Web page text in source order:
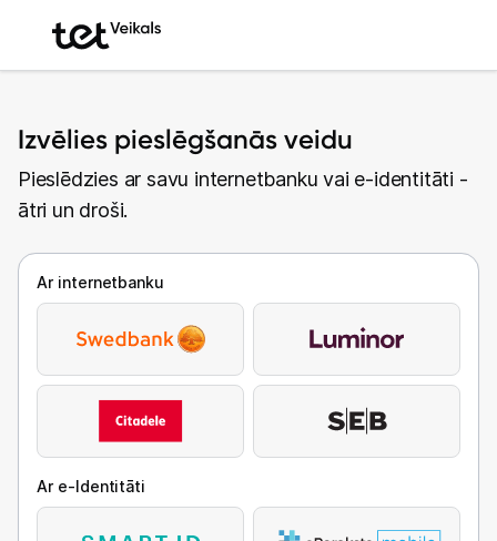
Izvēlies pieslēgšanās veidu
Pieslēdzies ar savu internetbanku vai e-identitāti -
ātri un droši.
Ar internetbanku
Ar e-Identitāti